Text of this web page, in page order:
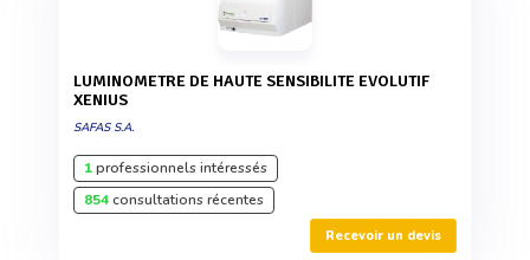
LUMINOMETRE DE HAUTE SENSIBILITE EVOLUTIF
XENIUS
SAFAS S.A.
1professionnels intéressés
854consultations récentes
Recevoir un devis